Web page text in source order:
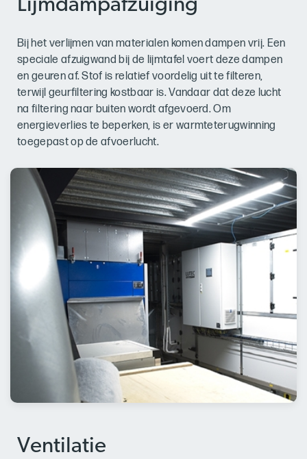
Lijmdampafzuiging
Bij het verlijmen van materialen komen dampen vrij. Een
speciale afzuigwand bij de lijmtafel voert deze dampen
en geuren af. Stof is relatief voordelig uit te filteren,
terwijl geurfiltering kostbaar is. Vandaar dat deze lucht
na filtering naar buiten wordt afgevoerd. Om
energieverlies te beperken, is er warmteterugwinning
toegepast op de afvoerlucht.
Ventilatie